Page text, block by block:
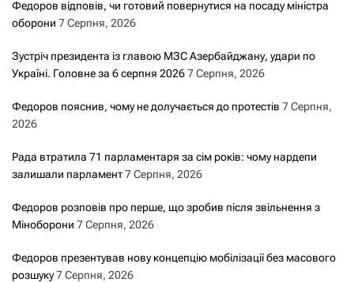
Федоров відповів, чи готовий повернутися на посаду міністра
оборони 7 Серпня, 2026
Зустріч президента із главою МЗС Азербайджану, удари по
Україні. Головне за 6 серпня 20267 Серпня, 2026
Федоров пояснив, чому не долучається до протестів 7 Серпня,
2026
Рада втратила 71 парламентаря за сім років: чому нардепи
залишали парламент7 Серпня, 2026
Федоров розповів про перше, що зробив після звільнення з
Міноборони 7 Серпня, 2026
Федоров презентував нову концепцію мобілізації без масового
розшуку7 Серпня, 2026